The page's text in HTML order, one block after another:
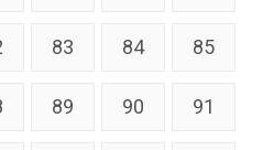
83 84 85
89 90 91